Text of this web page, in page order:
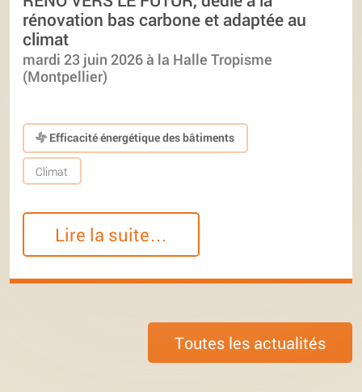
rénovation bas carbone et adaptée au
climat
mardi 23 juin 2026 à la Halle Tropisme
(Montpellier)
Efficacité énergétique des bâtiments
Climat
Lire la suite…
Toutes les actualités